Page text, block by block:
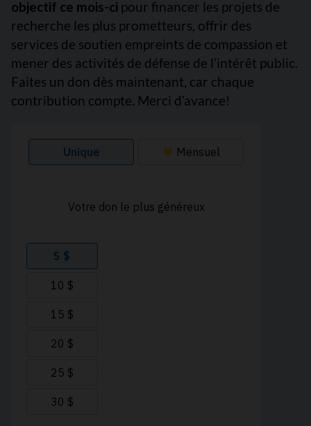
objectif ce mois-ci pour financer les projets de
recherche les plus prometteurs, offrir des
services de soutien empreints de compassion et
mener des activités de défense de l’intérêt public.
Faites un don dès maintenant, car chaque
contribution compte. Merci d’avance!